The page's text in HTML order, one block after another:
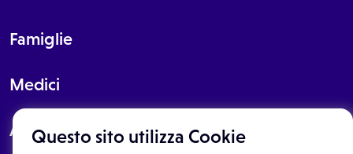
Questo sito utilizza Cookie
Famiglie
Medici
About